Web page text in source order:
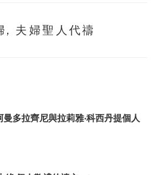
, 夫婦聖人代禱
曼多拉齊尼與拉莉雅‧科西丹提個人